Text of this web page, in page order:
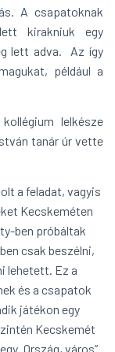
A csapatoknak
kirakniuk egy
lett adva. Az így
például a
lelkésze
tanár úr vette
a feladat, vagyis
Kecskeméten
ben próbáltak
csak beszélni,
lehetett. Ez a
és a csapatok
játékon egy
Kecskemét
„Ország, város”